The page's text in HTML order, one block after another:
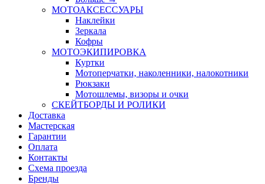
МОТОАКСЕССУАРЫ
Наклейки
Зеркала
Кофры
МОТОЭКИПИРОВКА
Куртки
Мотоперчатки, наколенники, налокотники
Рюкзаки
Мотошлемы, визоры и очки
СКЕЙТБОРДЫ И РОЛИКИ
Доставка
Мастерская
Гарантии
Оплата
Контакты
Схема проезда
Бренды